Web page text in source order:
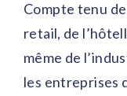
Compte tenu
retail, de
même de
les entreprises